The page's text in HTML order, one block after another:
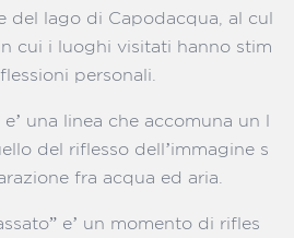
del lago di Capodacqua, al cul
cui i luoghi visitati hanno stim
personali.
e’ una linea che accomuna un l
del riflesso dell’immagine s
fra acqua ed aria.
e’ un momento di rifles